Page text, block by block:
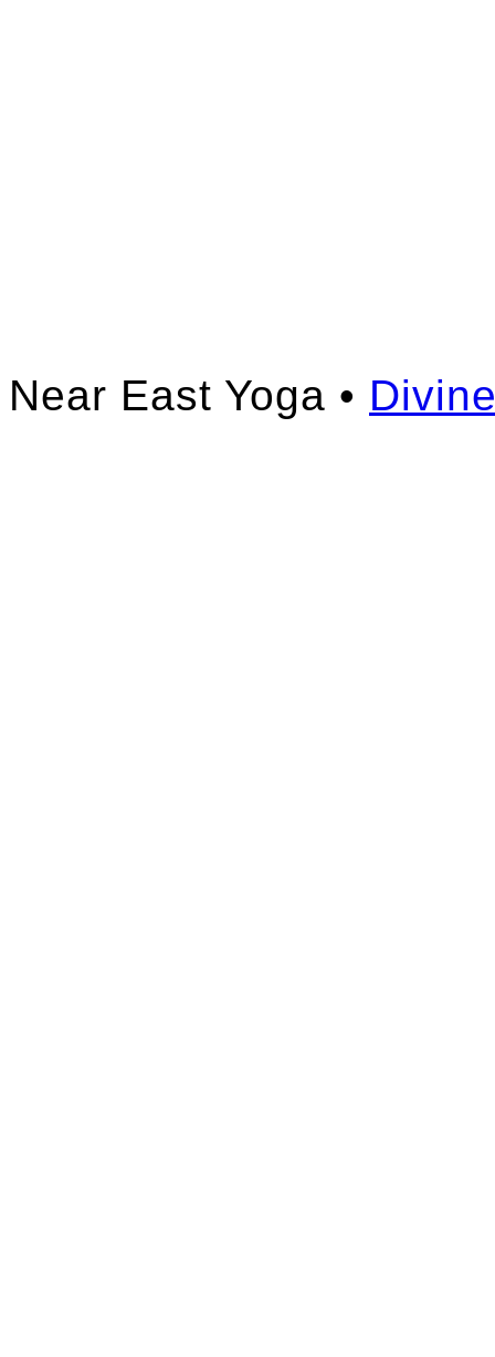
Near East Yoga •